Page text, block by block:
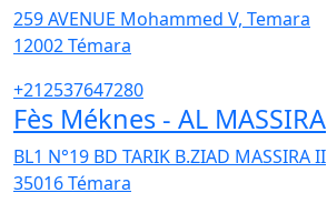
259 AVENUE Mohammed V, Temara
12002Témara
+212537647280
Fès Méknes - AL MASSIRA
BL1 N°19 BD TARIK B.ZIAD MASSIRA II
35016Témara